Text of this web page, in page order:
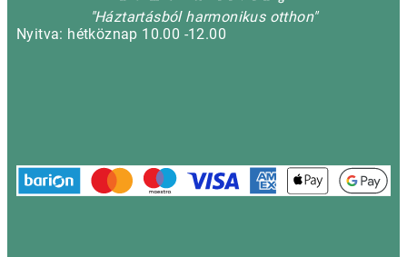
"Háztartásból harmonikus otthon"
Nyitva: hétköznap 10.00 -12.00